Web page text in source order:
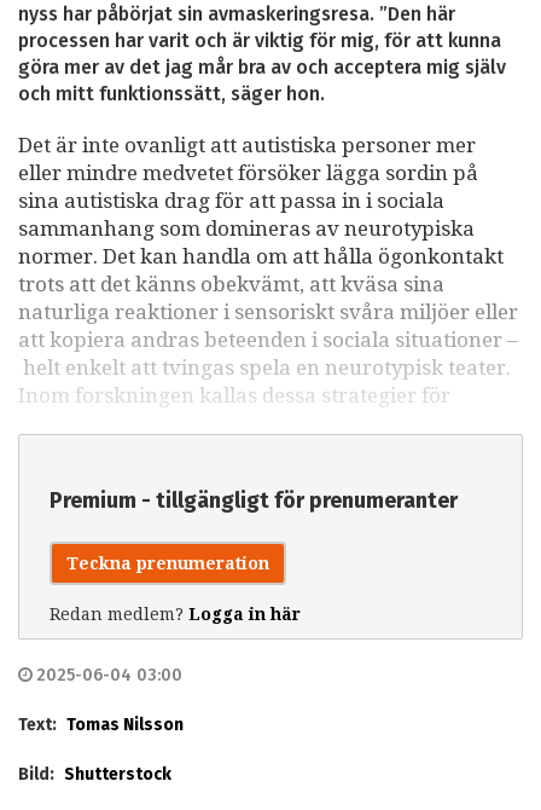
nyss har påbörjat sin avmaskeringsresa. ”Den här
processen har varit och är viktig för mig, för att kunna
göra mer av det jag mår bra av och acceptera mig själv
och mitt funktionssätt, säger hon.
Det är inte ovanligt att autistiska personer mer
eller mindre medvetet försöker lägga sordin på
sina autistiska drag för att passa in i sociala
sammanhang som domineras av neurotypiska
normer. Det kan handla om att hålla ögonkontakt
trots att det känns obekvämt, att kväsa sina
naturliga reaktioner i sensoriskt svåra miljöer eller
att kopiera andras beteenden i sociala situationer –
helt enkelt att tvingas spela en neurotypisk teater.
Inom forskningen kallas dessa strategier för
Premium - tillgängligt för prenumeranter
Teckna prenumeration
Redan medlem? Logga in här
2025-06-04 03:00
Text: Tomas Nilsson
Bild: Shutterstock